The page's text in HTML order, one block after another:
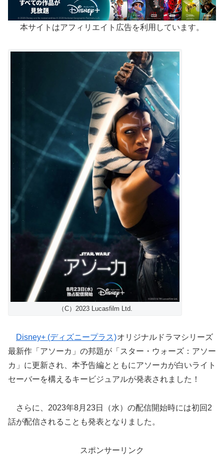
本サイトはアフィリエイト広告を利用しています。
（C）2023 Lucasfilm Ltd.
Disney+ (ディズニープラス)オリジナルドラマシリーズ
最新作「アソーカ」の邦題が「スター・ウォーズ：アソー
カ」に更新され、本予告編とともにアソーカが白いライト
セーバーを構えるキービジュアルが発表されました！
さらに、2023年8月23日（水）の配信開始時には初回2
話が配信されることも発表となりました。
スポンサーリンク